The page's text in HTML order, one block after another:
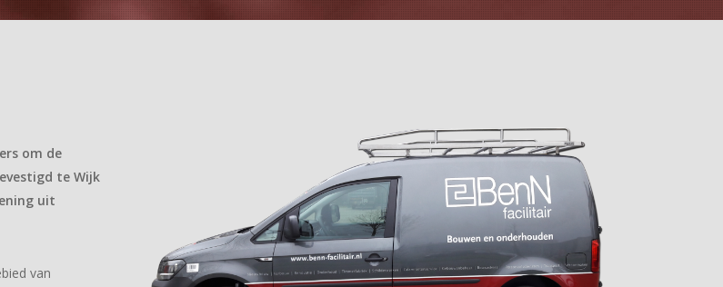
om de
te Wijk
uit
van